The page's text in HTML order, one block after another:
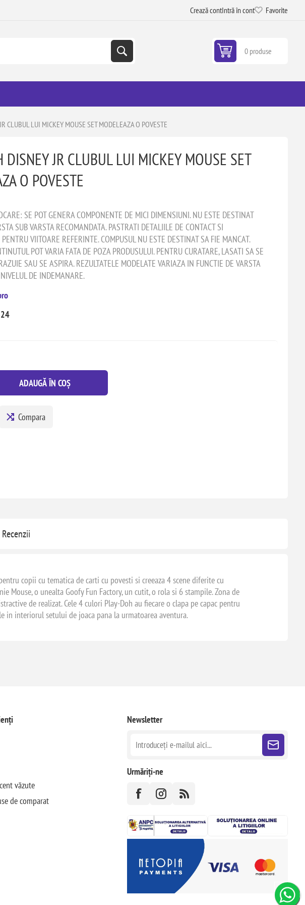
Crează contIntră în cont Favorite
0 produse
CLUBUL LUI MICKEY MOUSE SET MODELEAZA O POVESTE
DISNEY JR CLUBUL LUI MICKEY MOUSE SET
O POVESTE
SE POT GENERA COMPONENTE DE MICI DIMENSIUNI. NU ESTE DESTINAT
SUB VARSTA RECOMANDATA. PASTRATI DETALIILE DE CONTACT SI
VIITOARE REFERINTE. COMPUSUL NU ESTE DESTINAT SA FIE MANCAT.
POT VARIA FATA DE POZA PRODUSULUI. PENTRU CURATARE, LASATI SA SE
SAU SE ASPIRA. REZULTATELE MODELATE VARIAZA IN FUNCTIE DE VARSTA
DE INDEMANARE.
ADAUGĂ ÎN COȘ
Compara
Recenzii
copii cu tematica de carti cu povesti si creeaza 4 scene diferite cu
Mouse, o unealta Goofy Fun Factory, un cutit, o rola si 6 stampile. Zona de
de realizat. Cele 4 culori Play-Doh au fiecare o clapa pe capac pentru
in interiorul setului de joaca pana la urmatoarea aventura.
văzute
de comparat
Newsletter
Urmăriți-ne